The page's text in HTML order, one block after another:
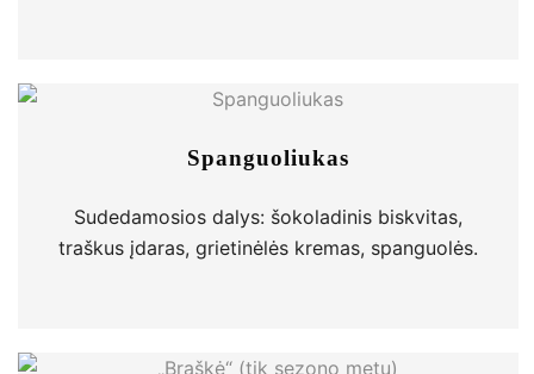
Spanguoliukas
Sudedamosios dalys: šokoladinis biskvitas,
traškus įdaras, grietinėlės kremas, spanguolės.